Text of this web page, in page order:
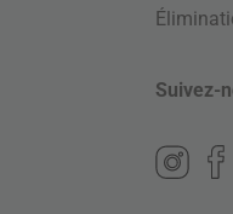
Suivez-